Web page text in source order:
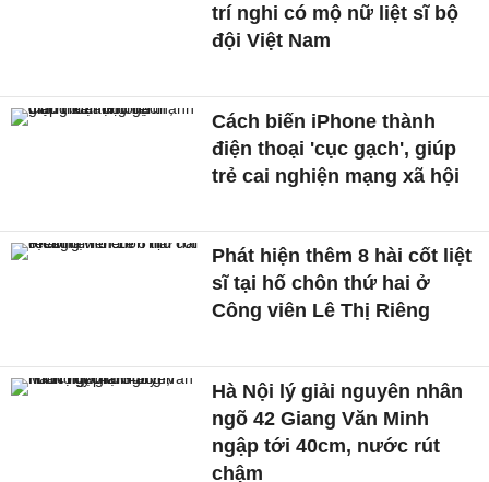
trí nghi có mộ nữ liệt sĩ bộ
đội Việt Nam
Cách biến iPhone thành
điện thoại 'cục gạch', giúp
trẻ cai nghiện mạng xã hội
Phát hiện thêm 8 hài cốt liệt
sĩ tại hố chôn thứ hai ở
Công viên Lê Thị Riêng
Hà Nội lý giải nguyên nhân
ngõ 42 Giang Văn Minh
ngập tới 40cm, nước rút
chậm